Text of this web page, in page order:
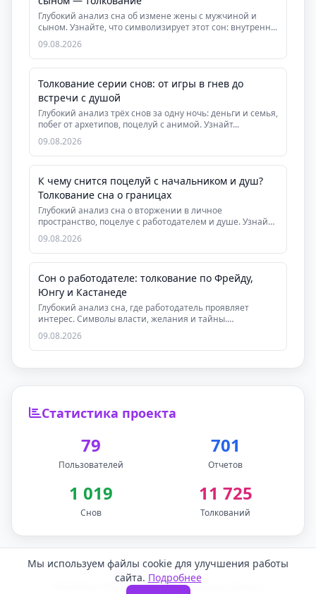
Глубокий анализ сна об измене жены с мужчиной и
сыном. Узнайте, что символизирует этот сон: внутренн...
09.08.2026
Толкование серии снов: от игры в гнев до
встречи с душой
Глубокий анализ трёх снов за одну ночь: деньги и семья,
побег от архетипов, поцелуй с анимой. Узнайт...
09.08.2026
К чему снится поцелуй с начальником и душ?
Толкование сна о границах
Глубокий анализ сна о вторжении в личное
пространство, поцелуе с работодателем и душе. Узнайте
скрыт...
09.08.2026
Сон о работодателе: толкование по Фрейду,
Юнгу и Кастанеде
Глубокий анализ сна, где работодатель проявляет
интерес. Символы власти, желания и тайны.
Практическ...
09.08.2026
Статистика проекта
79
Пользователей
701
Отчетов
1 019
Снов
11 725
Толкований
Мы используем файлы cookie для улучшения работы
сайта. Подробнее
Обратная связь
Политика обработки персональных данных